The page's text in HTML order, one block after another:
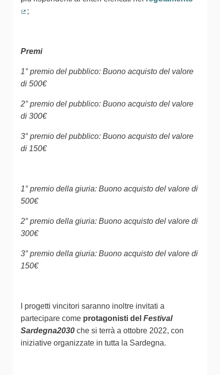
;
Premi
1° premio del pubblico: Buono acquisto del valore
di 500€
2° premio del pubblico: Buono acquisto del valore
di 300€
3° premio del pubblico: Buono acquisto del valore
di 150€
1° premio della giuria: Buono acquisto del valore di
500€
2° premio della giuria: Buono acquisto del valore di
300€
3° premio della giuria: Buono acquisto del valore di
150€
I progetti vincitori saranno inoltre invitati a
partecipare come protagonisti del Festival
Sardegna2030 che si terrà a ottobre 2022, con
iniziative organizzate in tutta la Sardegna.